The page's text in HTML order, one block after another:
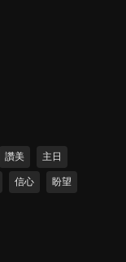
讚美 主日
信心 盼望